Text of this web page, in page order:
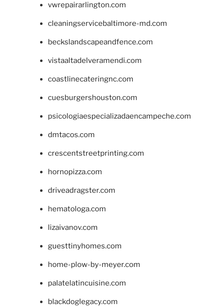
vwrepairarlington.com
cleaningservicebaltimore-md.com
beckslandscapeandfence.com
vistaaltadelveramendi.com
coastlinecateringnc.com
cuesburgershouston.com
psicologiaespecializadaencampeche.com
dmtacos.com
crescentstreetprinting.com
hornopizza.com
driveadragster.com
hematologa.com
lizaivanov.com
guesttinyhomes.com
home-plow-by-meyer.com
palatelatincuisine.com
blackdoglegacy.com